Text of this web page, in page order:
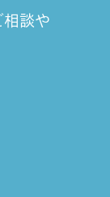
相談や